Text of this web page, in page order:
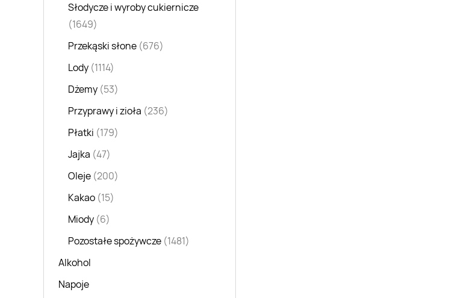
Słodycze i wyroby cukiernicze
(1649)
Przekąski słone (676)
Lody (1114)
Dżemy (53)
Przyprawy i zioła (236)
Płatki (179)
Jajka (47)
Oleje (200)
Kakao (15)
Miody (6)
Pozostałe spożywcze (1481)
Alkohol
Napoje